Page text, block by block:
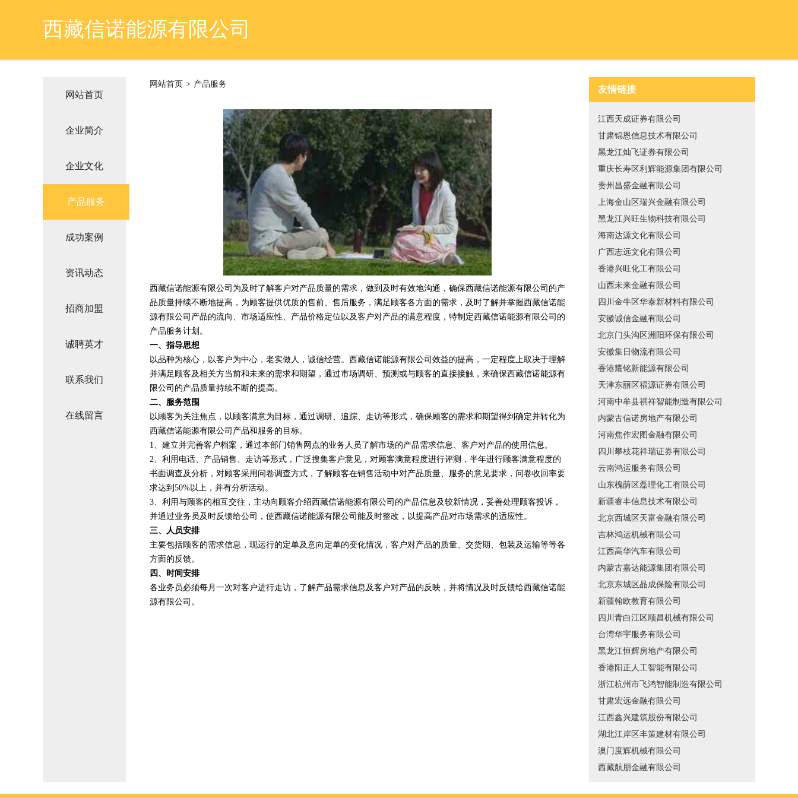
西藏信诺能源有限公司
网站首页
企业简介
企业文化
产品服务
成功案例
资讯动态
招商加盟
诚聘英才
联系我们
在线留言
网站首页 > 产品服务
西藏信诺能源有限公司为及时了解客户对产品质量的需求，做到及时有效地沟通，确保西藏信诺能源有限公司的产
品质量持续不断地提高，为顾客提供优质的售前、售后服务，满足顾客各方面的需求，及时了解并掌握西藏信诺能
源有限公司产品的流向、市场适应性、产品价格定位以及客户对产品的满意程度，特制定西藏信诺能源有限公司的
产品服务计划。
一、指导思想
以品种为核心，以客户为中心，老实做人，诚信经营。西藏信诺能源有限公司效益的提高，一定程度上取决于理解
并满足顾客及相关方当前和未来的需求和期望，通过市场调研、预测或与顾客的直接接触，来确保西藏信诺能源有
限公司的产品质量持续不断的提高。
二、服务范围
以顾客为关注焦点，以顾客满意为目标，通过调研、追踪、走访等形式，确保顾客的需求和期望得到确定并转化为
西藏信诺能源有限公司产品和服务的目标。
1、建立并完善客户档案，通过本部门销售网点的业务人员了解市场的产品需求信息、客户对产品的使用信息。
2、利用电话、产品销售、走访等形式，广泛搜集客户意见，对顾客满意程度进行评测，半年进行顾客满意程度的
书面调查及分析，对顾客采用问卷调查方式，了解顾客在销售活动中对产品质量、服务的意见要求，问卷收回率要
求达到50%以上，并有分析活动。
3、利用与顾客的相互交往，主动向顾客介绍西藏信诺能源有限公司的产品信息及较新情况，妥善处理顾客投诉，
并通过业务员及时反馈给公司，使西藏信诺能源有限公司能及时整改，以提高产品对市场需求的适应性。
三、人员安排
主要包括顾客的需求信息，现运行的定单及意向定单的变化情况，客户对产品的质量、交货期、包装及运输等等各
方面的反馈。
四、时间安排
各业务员必须每月一次对客户进行走访，了解产品需求信息及客户对产品的反映，并将情况及时反馈给西藏信诺能
源有限公司。
友情链接
江西天成证券有限公司
甘肃锦恩信息技术有限公司
黑龙江灿飞证券有限公司
重庆长寿区利辉能源集团有限公司
贵州昌盛金融有限公司
上海金山区瑞兴金融有限公司
黑龙江兴旺生物科技有限公司
海南达源文化有限公司
广西志远文化有限公司
香港兴旺化工有限公司
山西未来金融有限公司
四川金牛区华泰新材料有限公司
安徽诚信金融有限公司
北京门头沟区洲阳环保有限公司
安徽集日物流有限公司
香港耀铭新能源有限公司
天津东丽区福源证券有限公司
河南中牟县祺祥智能制造有限公司
内蒙古信诺房地产有限公司
河南焦作宏图金融有限公司
四川攀枝花祥瑞证券有限公司
云南鸿运服务有限公司
山东槐荫区磊理化工有限公司
新疆睿丰信息技术有限公司
北京西城区天富金融有限公司
吉林鸿运机械有限公司
江西高华汽车有限公司
内蒙古嘉达能源集团有限公司
北京东城区晶成保险有限公司
新疆翰欧教育有限公司
四川青白江区顺昌机械有限公司
台湾华宇服务有限公司
黑龙江恒辉房地产有限公司
香港阳正人工智能有限公司
浙江杭州市飞鸿智能制造有限公司
甘肃宏远金融有限公司
江西鑫兴建筑股份有限公司
湖北江岸区丰策建材有限公司
澳门度辉机械有限公司
西藏航朋金融有限公司